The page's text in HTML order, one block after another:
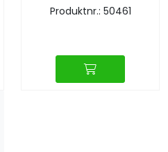
Produktnr.: 50461